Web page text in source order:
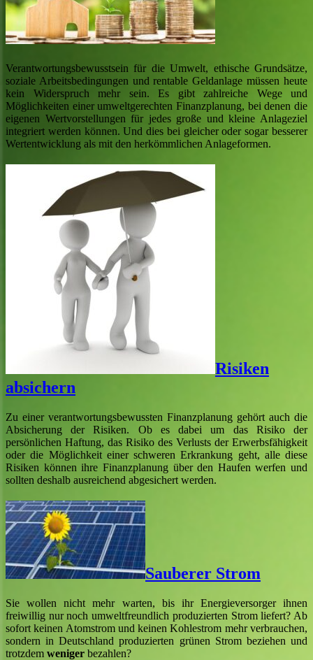
Verantwortungsbewusstsein für die Umwelt, ethische Grundsätze,
soziale Arbeitsbedingungen und rentable Geldanlage müssen heute
kein Widerspruch mehr sein. Es gibt zahlreiche Wege und
Möglichkeiten einer umweltgerechten Finanzplanung, bei denen die
eigenen Wertvorstellungen für jedes große und kleine Anlageziel
integriert werden können. Und dies bei gleicher oder sogar besserer
Wertentwicklung als mit den herkömmlichen Anlageformen.
Risiken
absichern
Zu einer verantwortungsbewussten Finanzplanung gehört auch die
Absicherung der Risiken. Ob es dabei um das Risiko der
persönlichen Haftung, das Risiko des Verlusts der Erwerbsfähigkeit
oder die Möglichkeit einer schweren Erkrankung geht, alle diese
Risiken können ihre Finanzplanung über den Haufen werfen und
sollten deshalb ausreichend abgesichert werden.
Sauberer Strom
Sie wollen nicht mehr warten, bis ihr Energieversorger ihnen
freiwillig nur noch umweltfreundlich produzierten Strom liefert? Ab
sofort keinen Atomstrom und keinen Kohlestrom mehr verbrauchen,
sondern in Deutschland produzierten grünen Strom beziehen und
trotzdem weniger bezahlen?